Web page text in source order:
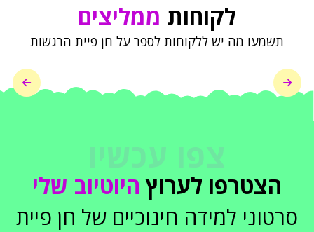
לקוחות ממליצים
תשמעו מה יש ללקוחות לספר על חן פיית הרגשות
צפו עכשיו
הצטרפו לערוץ היוטיוב שלי
סרטוני למידה חינוכיים של חן פיית